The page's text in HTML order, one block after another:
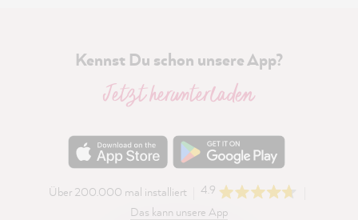
Kennst Du schon unsere App?
Jetzt herunterladen
Über 200.000 mal installiert
4.9
Das kann unsere App